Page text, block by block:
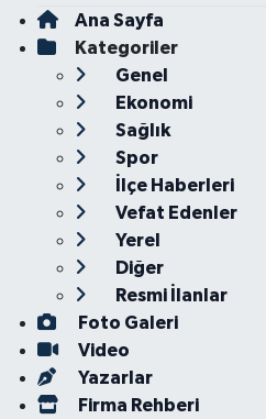
Ana Sayfa
Kategoriler
Genel
Ekonomi
Sağlık
Spor
İlçe Haberleri
Vefat Edenler
Yerel
Diğer
Resmi İlanlar
Foto Galeri
Video
Yazarlar
Firma Rehberi